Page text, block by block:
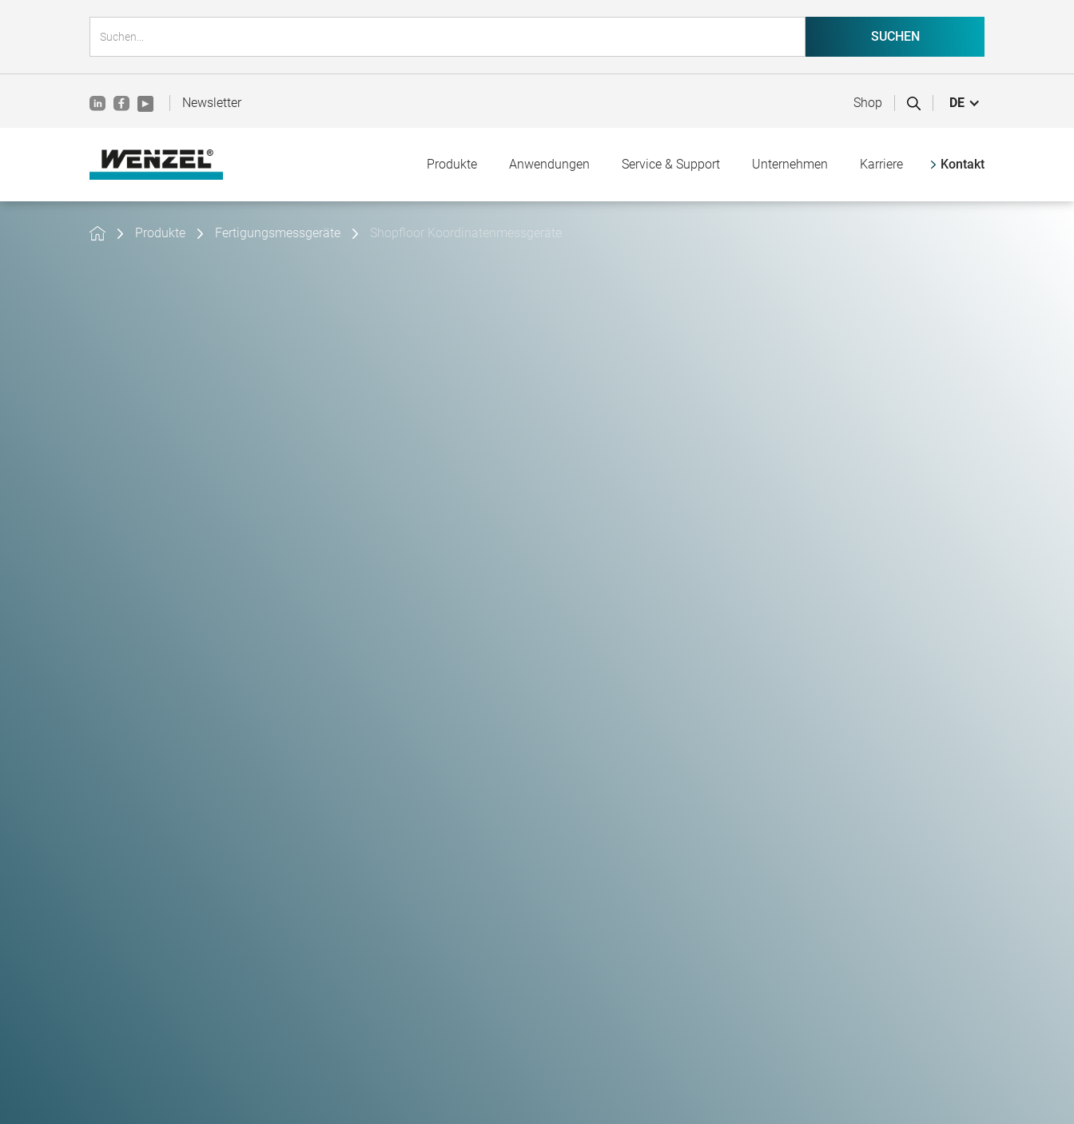
Newsletter Shop DE
Produkte Anwendungen Service & Support Unternehmen Karriere Kontakt
Produkte Fertigungsmessgeräte Shopfloor Koordinatenmessgeräte